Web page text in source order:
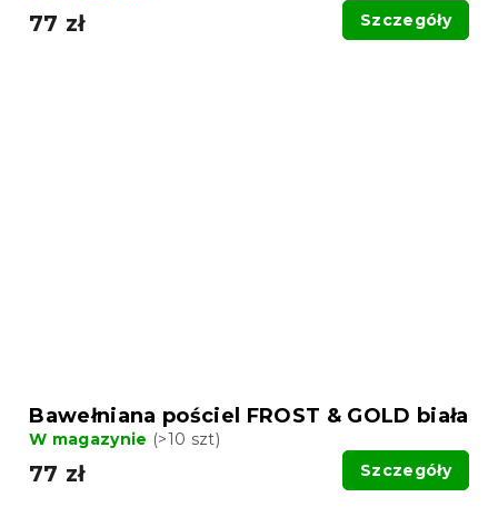
77 zł Szczegóły
Bawełniana pościel FROST & GOLD biała
W magazynie (>10 szt)
77 zł Szczegóły